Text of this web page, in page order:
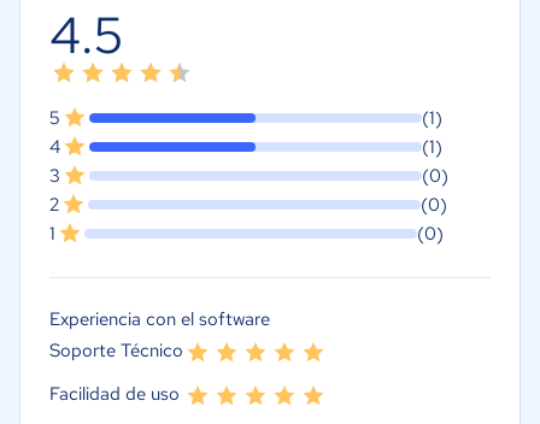
4.5
5
(1)
4
(1)
3
(0)
2
(0)
1
(0)
Experiencia con el software
Soporte Técnico
Facilidad de uso